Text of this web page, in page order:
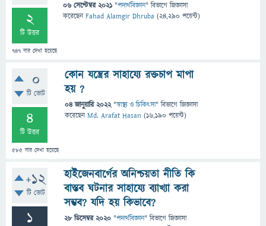
2
টি উত্তর
747 বার দেখা হয়েছে
06 সেপ্টেম্বর 2021 "পদার্থবিজ্ঞান" বিভাগে জিজ্ঞাসা
করেছেনFahad Alamgir Dhruba (24,290 পয়েন্ট)
0
টি ভোট
4
টি উত্তর
585 বার দেখা হয়েছে
কোন যন্ত্রের সাহায্যে রক্তচাপ মাপা
হয় ?
04 জানুয়ারি 2022 "স্বাস্থ্য ও চিকিৎসা" বিভাগে জিজ্ঞাসা
করেছেনMd. Arafat Hasan (16,190 পয়েন্ট)
+12
টি ভোট
1
হাইজেনবার্গের অনিশ্চয়তা নীতি কি
বাস্তব ঘটনার সাহায্যে ব্যাখ্যা করা
সম্ভব? যদি হয় কিভাবে?
28 ডিসেম্বর 2020 "পদার্থবিজ্ঞান" বিভাগে জিজ্ঞাসা